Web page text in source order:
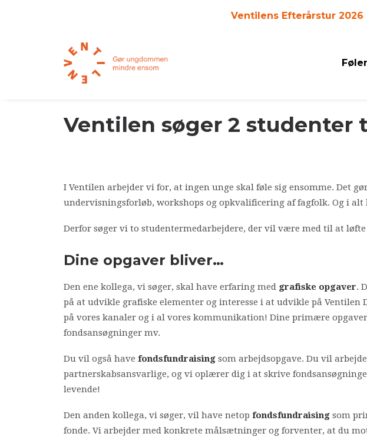
Ventilens Efterårstur 2026
Ventilen søger 2
I Ventilen arbejder vi for, at ingen unge skal føle sig ensomme. Det
undervisningsforløb, workshops og opkvalificering af fagfolk. Og i
Derfor søger vi to studentermedarbejdere, der vil være med til at
Dine opgaver bliver…
Den ene kollega, vi søger, skal have erfaring med grafiske opgaver.
på at udvikle grafiske elementer og interesse i at udvikle på
på vores kanaler og i al vores kommunikation! Dine primære
fondsansøgninger mv.
Du vil også have fondsfundraising som arbejdsopgave. Du vil
partnerskabsansvarlige, og vi oplærer dig i at skrive
levende!
Den anden kollega, vi søger, vil have netop fondsfundraising som
fonde. Vi arbejder med konkrete målsætninger og forventer, at du